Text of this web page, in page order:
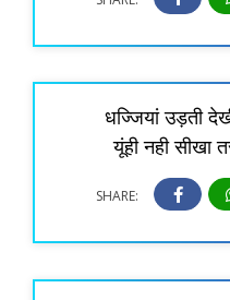
धज्जियां उड़ती
यूंही नही सीखा
SHARE: